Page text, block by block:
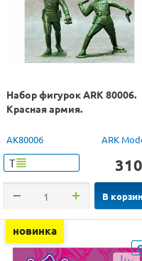
Набор фигурок ARK 80006.
Красная армия.
AK80006 ARK
Т 310
В
новинка